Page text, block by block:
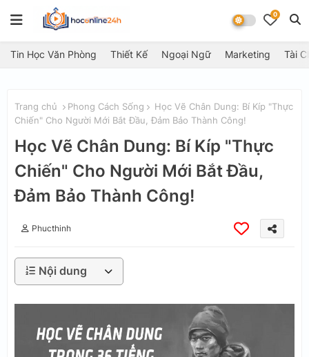
0
Tin Học Văn Phòng Thiết Kế Ngoại Ngữ Marketing Tài
Trang chủ Phong Cách Sống
Học Vẽ Chân Dung: Bí Kíp "Thực
Chiến" Cho Người Mới Bắt Đầu, Đảm Bảo Thành Công!
Học Vẽ Chân Dung: Bí Kíp "Thực
Chiến" Cho Người Mới Bắt Đầu,
Đảm Bảo Thành Công!
Phucthinh
Nội dung